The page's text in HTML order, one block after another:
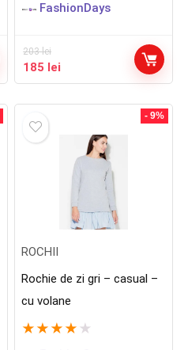
FashionDays
203lei
Prețul
inițial
203 lei.
185 lei
curent
- 9%
ROCHII
Rochie de zi gri – casual –
cu volane
★ ★ ★ ★ ★